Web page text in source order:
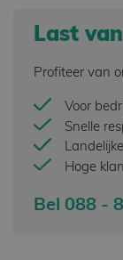
Last
Profiteer van
Voor
Snelle
Hoge
Bel 088 -